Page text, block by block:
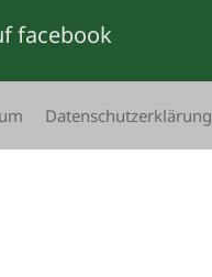
facebook
Datenschutzerklärung